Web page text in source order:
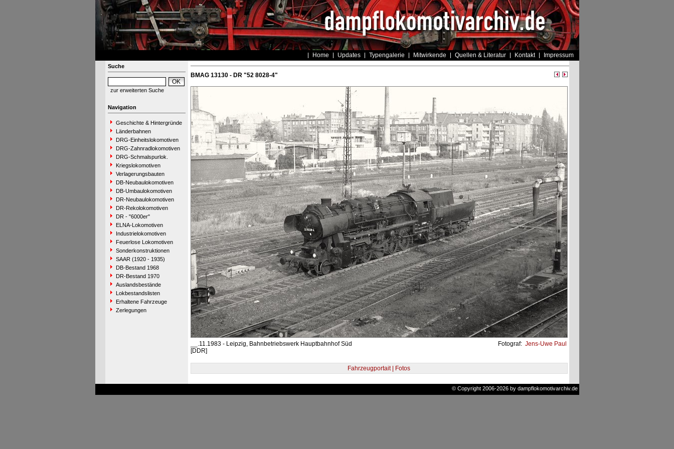
Home Updates Typengalerie Mitwirkende Quellen & Literatur Kontakt Impressum
Suche
zur erweiterten Suche
Navigation
Geschichte & Hintergründe
Länderbahnen
DRG-Einheitslokomotiven
DRG-Zahnradlokomotiven
DRG-Schmalspurlok.
Kriegslokomotiven
Verlagerungsbauten
DB-Neubaulokomotiven
DB-Umbaulokomotiven
DR-Neubaulokomotiven
DR-Rekolokomotiven
DR - "6000er"
ELNA-Lokomotiven
Industrielokomotiven
Feuerlose Lokomotiven
Sonderkonstruktionen
SAAR (1920 - 1935)
DB-Bestand 1968
DR-Bestand 1970
Auslandsbestände
Lokbestandslisten
Erhaltene Fahrzeuge
Zerlegungen
BMAG 13130 - DR "52 8028-4"
__.11.1983 - Leipzig, Bahnbetriebswerk Hauptbahnhof Süd
[DDR]
Fotograf: Jens-Uwe Paul
Fahrzeugportait | Fotos
© Copyright 2006-2026 by dampflokomotivarchiv.de